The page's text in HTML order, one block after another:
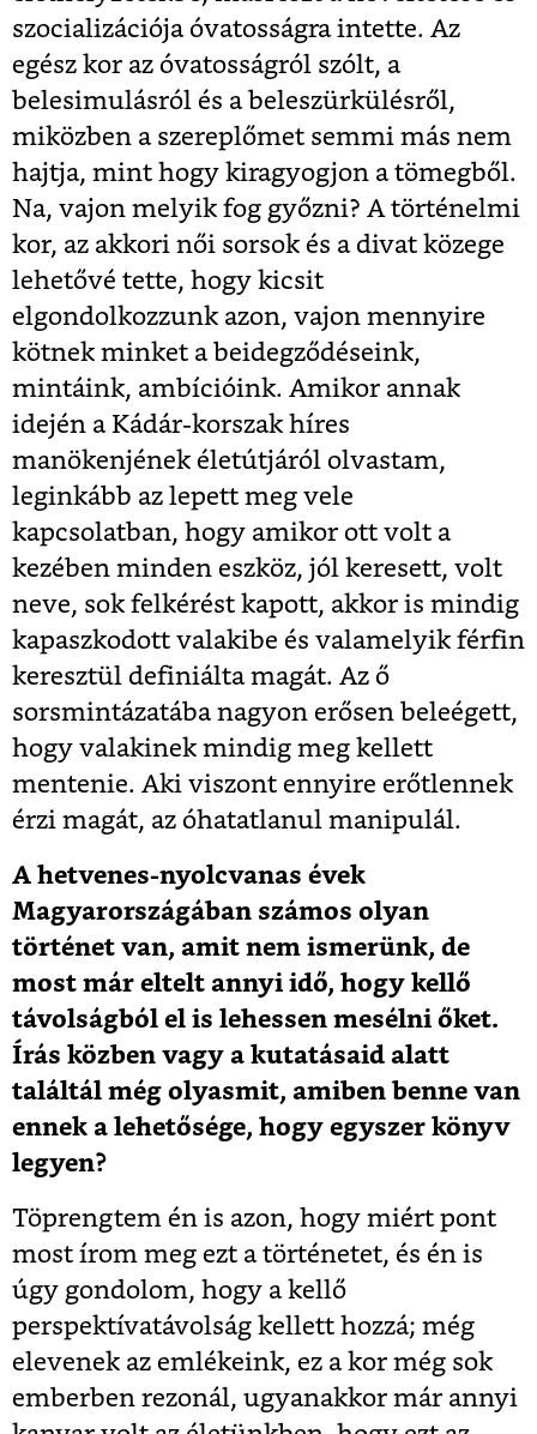
szocializációja óvatosságra intette. Az
egész kor az óvatosságról szólt, a
belesimulásról és a beleszürkülésről,
miközben a szereplőmet semmi más nem
hajtja, mint hogy kiragyogjon a tömegből.
Na, vajon melyik fog győzni? A történelmi
kor, az akkori női sorsok és a divat közege
lehetővé tette, hogy kicsit
elgondolkozzunk azon, vajon mennyire
kötnek minket a beidegződéseink,
mintáink, ambícióink. Amikor annak
idején a Kádár-korszak híres
manökenjének életútjáról olvastam,
leginkább az lepett meg vele
kapcsolatban, hogy amikor ott volt a
kezében minden eszköz, jól keresett, volt
neve, sok felkérést kapott, akkor is mindig
kapaszkodott valakibe és valamelyik férfin
keresztül definiálta magát. Az ő
sorsmintázatába nagyon erősen beleégett,
hogy valakinek mindig meg kellett
mentenie. Aki viszont ennyire erőtlennek
érzi magát, az óhatatlanul manipulál.
A hetvenes-nyolcvanas évek
Magyarországában számos olyan
történet van, amit nem ismerünk, de
most már eltelt annyi idő, hogy kellő
távolságból el is lehessen mesélni őket.
Írás közben vagy a kutatásaid alatt
találtál még olyasmit, amiben benne van
ennek a lehetősége, hogy egyszer könyv
legyen?
Töprengtem én is azon, hogy miért pont
most írom meg ezt a történetet, és én is
úgy gondolom, hogy a kellő
perspektívatávolság kellett hozzá; még
elevenek az emlékeink, ez a kor még sok
emberben rezonál, ugyanakkor már annyi